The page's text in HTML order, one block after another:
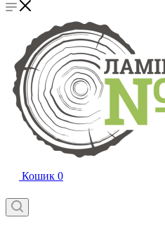
Кошик 0